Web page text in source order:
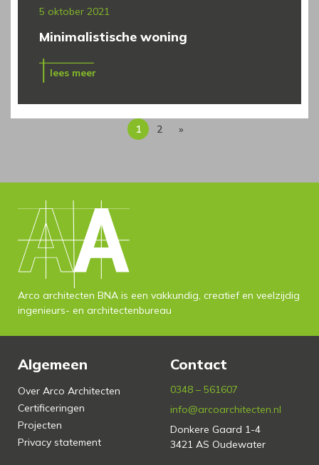
5 oktober 2021
Minimalistische woning
lees meer
1 2 »
Arco architecten BNA is een vakkundig, creatief en veelzijdig
ingenieurs- en architectenbureau
Algemeen
Over Arco Architecten
Certificeringen
Projecten
Privacy statement
Contact
0348 – 561607
info@arcoarchitecten.nl
Donkere Gaard 1-4
3421 AS Oudewater